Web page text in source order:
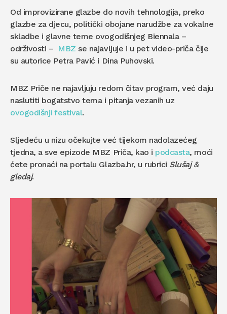
Od improvizirane glazbe do novih tehnologija, preko
glazbe za djecu, politički obojane narudžbe za vokalne
skladbe i glavne teme ovogodišnjeg Biennala –
održivosti – MBZ se najavljuje i u pet video-priča čije
su autorice Petra Pavić i Dina Puhovski.
MBZ Priče ne najavljuju redom čitav program, već daju
naslutiti bogatstvo tema i pitanja vezanih uz
ovogodišnji festival.
Sljedeću u nizu očekujte već tijekom nadolazećeg
tjedna, a sve epizode MBZ Priča, kao i podcasta, moći
ćete pronaći na portalu Glazba.hr, u rubrici Slušaj &
gledaj.